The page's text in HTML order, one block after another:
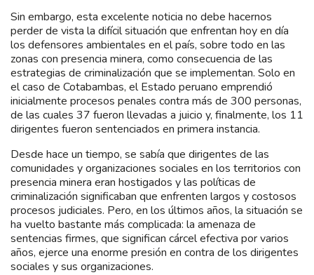
Sin embargo, esta excelente noticia no debe hacernos
perder de vista la difícil situación que enfrentan hoy en día
los defensores ambientales en el país, sobre todo en las
zonas con presencia minera, como consecuencia de las
estrategias de criminalización que se implementan. Solo en
el caso de Cotabambas, el Estado peruano emprendió
inicialmente procesos penales contra más de 300 personas,
de las cuales 37 fueron llevadas a juicio y, finalmente, los 11
dirigentes fueron sentenciados en primera instancia.
Desde hace un tiempo, se sabía que dirigentes de las
comunidades y organizaciones sociales en los territorios con
presencia minera eran hostigados y las políticas de
criminalización significaban que enfrenten largos y costosos
procesos judiciales. Pero, en los últimos años, la situación se
ha vuelto bastante más complicada: la amenaza de
sentencias firmes, que significan cárcel efectiva por varios
años, ejerce una enorme presión en contra de los dirigentes
sociales y sus organizaciones.